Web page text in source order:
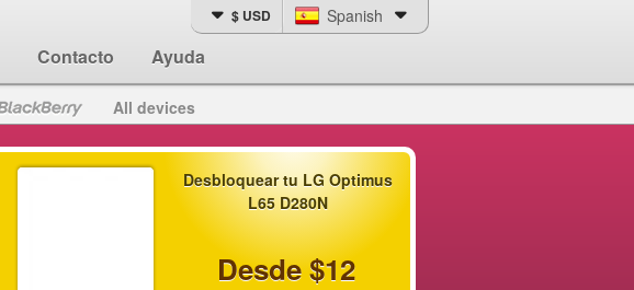
Contacto Ayuda
$ USD Spanish
All devices
Desbloquear tu LG Optimus
L65 D280N
Desde $12